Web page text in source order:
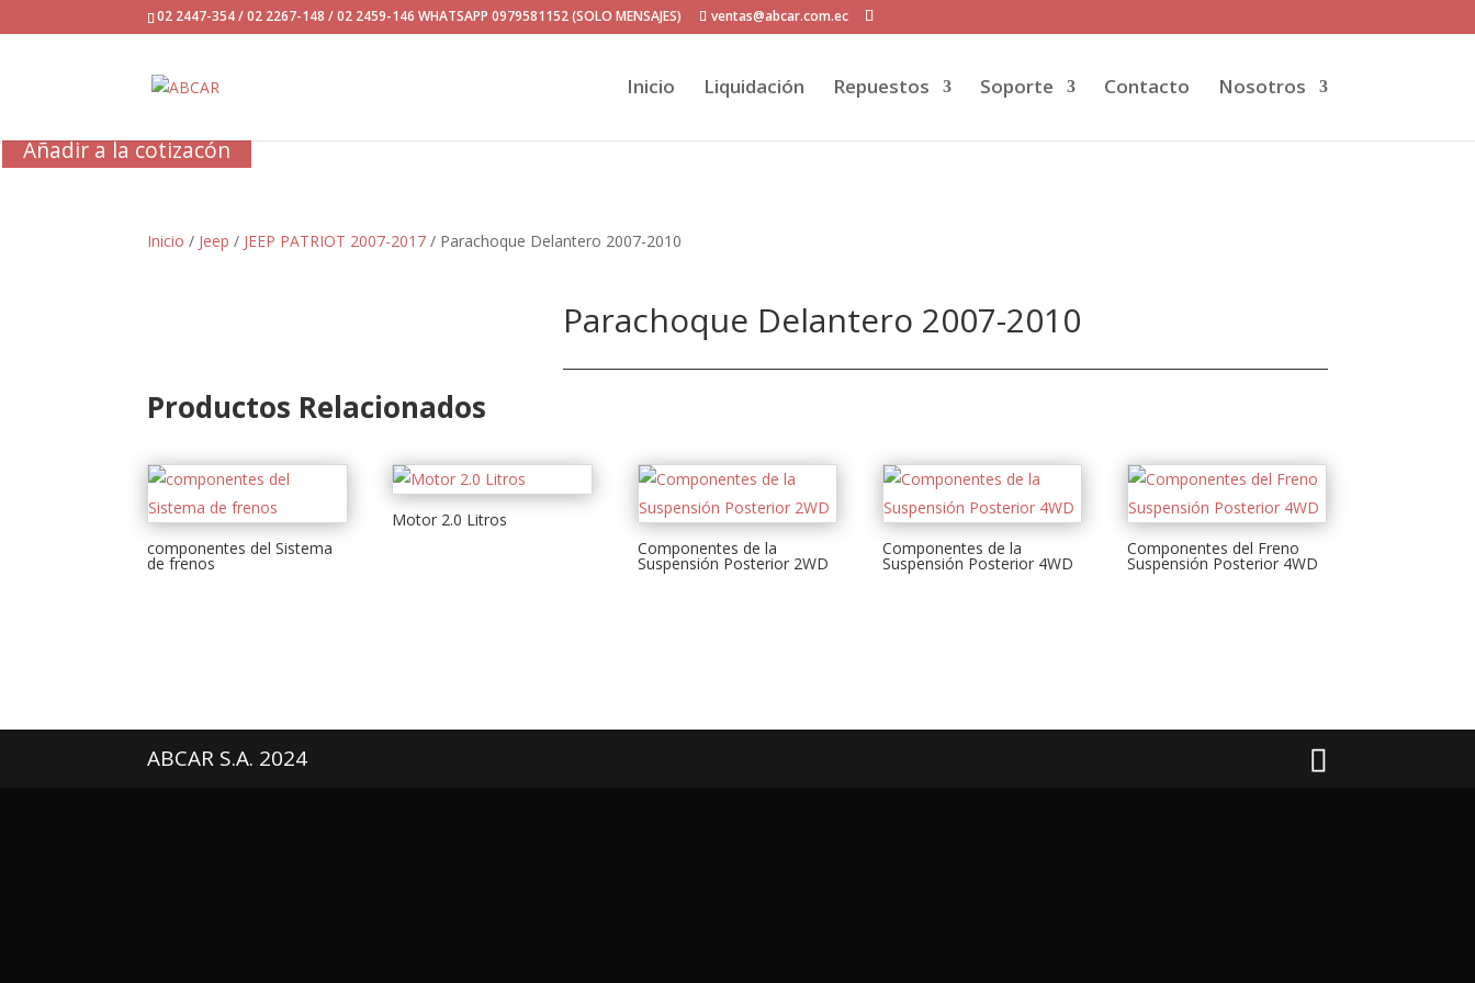
02 2447-354 / 02 2267-148 / 02 2459-146 WHATSAPP 0979581152 (SOLO MENSAJES) ventas@abcar.com.ec
Inicio Liquidación Repuestos Soporte Contacto Nosotros
Añadir a la cotizacón
Inicio / Jeep / JEEP PATRIOT 2007-2017 / Parachoque Delantero 2007-2010
Parachoque Delantero 2007-2010
Productos Relacionados
componentes del Sistema
de frenos
Motor 2.0 Litros
Componentes de la
Suspensión Posterior 2WD
Componentes de la
Suspensión Posterior 4WD
Componentes del Freno
Suspensión Posterior 4WD
ABCAR S.A. 2024